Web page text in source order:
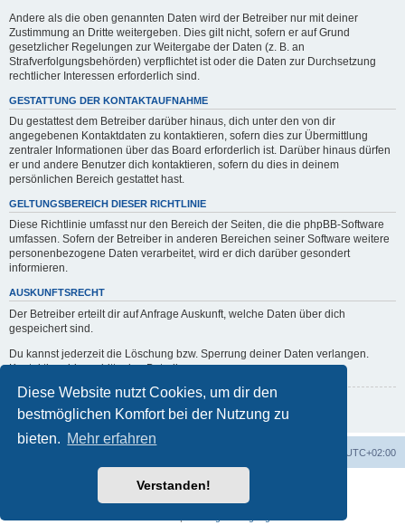
Diese Website nutzt Cookies, um dir den
bestmöglichen Komfort bei der Nutzung zu
bieten. Mehr erfahren
Verstanden!
Andere als die oben genannten Daten wird der Betreiber nur mit deiner
Zustimmung an Dritte weitergeben. Dies gilt nicht, sofern er auf Grund
gesetzlicher Regelungen zur Weitergabe der Daten (z. B. an
Strafverfolgungsbehörden) verpflichtet ist oder die Daten zur Durchsetzung
rechtlicher Interessen erforderlich sind.
GESTATTUNG DER KONTAKTAUFNAHME
Du gestattest dem Betreiber darüber hinaus, dich unter den von dir
angegebenen Kontaktdaten zu kontaktieren, sofern dies zur Übermittlung
zentraler Informationen über das Board erforderlich ist. Darüber hinaus dürfen
er und andere Benutzer dich kontaktieren, sofern du dies in deinem
persönlichen Bereich gestattet hast.
GELTUNGSBEREICH DIESER RICHTLINIE
Diese Richtlinie umfasst nur den Bereich der Seiten, die die phpBB-Software
umfassen. Sofern der Betreiber in anderen Bereichen seiner Software weitere
personenbezogene Daten verarbeitet, wird er dich darüber gesondert
informieren.
AUSKUNFTSRECHT
Der Betreiber erteilt dir auf Anfrage Auskunft, welche Daten über dich
gespeichert sind.
Du kannst jederzeit die Löschung bzw. Sperrung deiner Daten verlangen.
Kontaktiere hierzu bitte den Betreiber.
Zurück zur vorherigen Seite
UTC+02:00
Powered byphpBB® Forum Software © phpBB Limited
phpBB.de